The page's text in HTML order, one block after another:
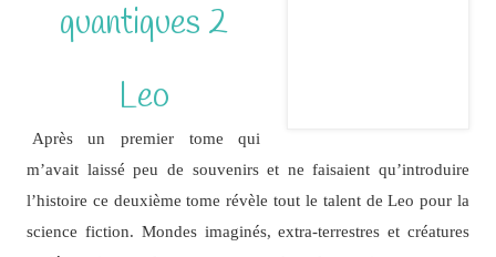
quantiques 2
Leo
Après un premier tome qui
m’avait laissé peu de souvenirs et ne faisaient qu’introduire
l’histoire ce deuxième tome révèle tout le talent de Leo pour la
science fiction. Mondes imaginés, extra-terrestres et créatures